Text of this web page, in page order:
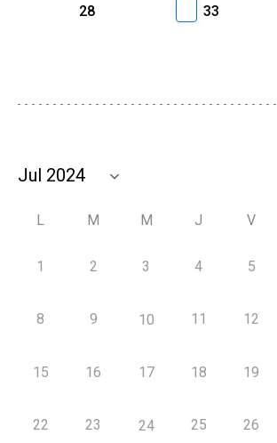
28
33
L M M J V
1 2 3 4 5
8 9 10 11 12
15 16 17 18 19
22 23 24 25 26